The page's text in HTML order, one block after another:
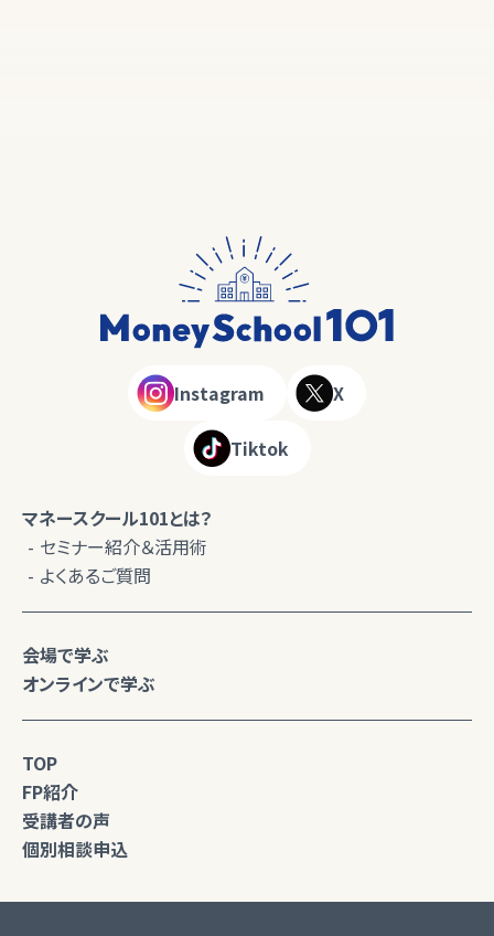
Instagram X
Tiktok
マネースクール101とは？
セミナー紹介＆活用術
よくあるご質問
会場で学ぶ
オンラインで学ぶ
TOP
FP紹介
受講者の声
個別相談申込